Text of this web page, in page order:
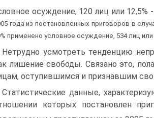
осуждение, 120 лиц или
года из постановленных приговоров в
применено условное осуждение, 534 лиц
Нетрудно усмотреть тенденцию
лишение свободы. Связано это,
оступившимся и признавшим
Статистические данные,
которых постановлен